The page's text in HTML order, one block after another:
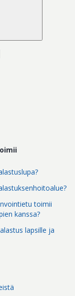
toimii
kanssa?
lapsille ja